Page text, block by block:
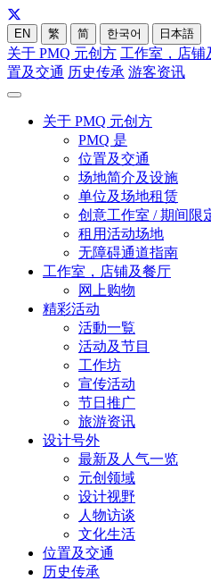
EN 繁 简 한국어 日本語
关于 PMQ 元创方 工作室，店铺
置及交通 历史传承 游客资讯
关于 PMQ 元创方
PMQ 是
位置及交通
场地简介及设施
单位及场地租赁
创意工作室 / 期间限
租用活动场地
无障碍通道指南
工作室，店铺及餐厅
网上购物
精彩活动
活動一覧
活动及节目
工作坊
宣传活动
节日推广
旅游资讯
设计号外
最新及人气一览
元创领域
设计视野
人物访谈
文化生活
位置及交通
历史传承